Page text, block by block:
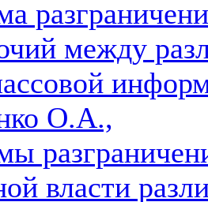
между
О.А.,
власти